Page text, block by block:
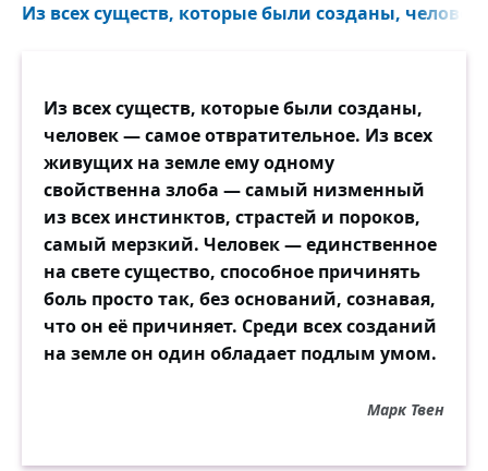
Из всех существ, которые были созданы,
Из всех существ, которые были созданы,
человек — самое отвратительное. Из всех
живущих на земле ему одному
свойственна злоба — самый низменный
из всех инстинктов, страстей и пороков,
самый мерзкий. Человек — единственное
на свете существо, способное причинять
боль просто так, без оснований, сознавая,
что он её причиняет. Среди всех созданий
на земле он один обладает подлым умом.
Марк Твен